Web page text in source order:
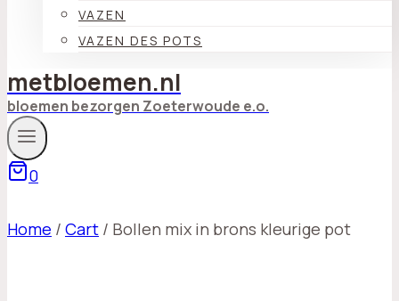
VAZEN
VAZEN DES POTS
metbloemen.nl
bloemen bezorgen Zoeterwoude e.o.
0
Home / Cart / Bollen mix in brons kleurige pot